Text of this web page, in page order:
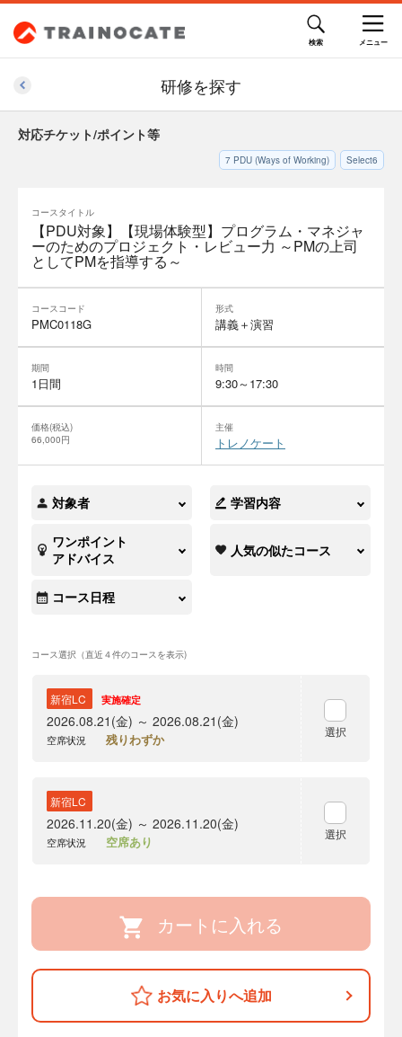
研修を探す
対応チケット/ポイント等
Select6
7 PDU (Ways of Working)
コースタイトル
【PDU対象】【現場体験型】プログラム・マネジャ
ーのためのプロジェクト・レビュー力 ～PMの上司
としてPMを指導する～
コースコード
PMC0118G
形式
講義＋演習
期間
1日間
時間
9:30～17:30
価格(税込)
66,000円
主催
トレノケート
対象者 学習内容
ワンポイント
アドバイス
人気の似たコース
コース日程
コース選択（直近４件のコースを表示)
新宿LC 実施確定
2026.08.21(金) ～ 2026.08.21(金)
空席状況 残りわずか 選択
新宿LC
2026.11.20(金) ～ 2026.11.20(金)
空席状況 空席あり 選択
カートに入れる
お気に入りへ追加